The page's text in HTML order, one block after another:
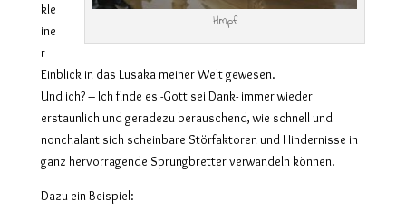
Hmpf
kle
ine
r
Einblick in das Lusaka meiner Welt gewesen.
Und ich? – Ich finde es -Gott sei Dank- immer wieder
erstaunlich und geradezu berauschend, wie schnell und
nonchalant sich scheinbare Störfaktoren und Hindernisse in
ganz hervorragende Sprungbretter verwandeln können.
Dazu ein Beispiel: